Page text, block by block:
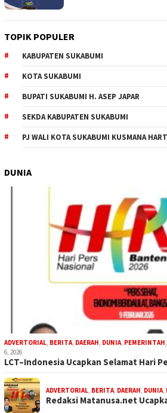
TOPIK POPULER
KABUPATEN SUKABUMI
KOTA SUKABUMI
BUPATI SUKABUMI H. ASEP JAPAR
SEKDA KABUPATEN SUKABUMI
PJ WALI KOTA SUKABUMI KUSMANA
DUNIA
ADVERTORIAL, BERITA, DAERAH, DUNIA, PEMERINTAH,
6, 2026
LCT–Indonesia Ucapkan Selamat Hari
ADVERTORIAL, BERITA, DAERAH, DUNIA,
Redaksi Matanusa.net